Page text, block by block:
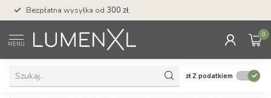
Bezpłatna wysyłka od 300 zł
MENU
0
złZ podatkiem